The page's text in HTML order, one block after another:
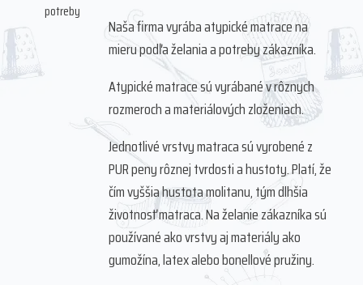
potreby
Naša firma vyrába atypické matrace na
mieru podľa želania a potreby zákazníka.
Atypické matrace sú vyrábané v rôznych
rozmeroch a materiálových zloženiach.
Jednotlivé vrstvy matraca sú vyrobené z
PUR peny rôznej tvrdosti a hustoty. Platí, že
čím vyššia hustota molitanu, tým dlhšia
životnosť matraca. Na želanie zákazníka sú
používané ako vrstvy aj materiály ako
gumožína, latex alebo bonellové pružiny.